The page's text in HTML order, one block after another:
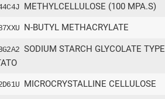
METHYLCELLULOSE (100 MPA.S)
N-BUTYL METHACRYLATE
SODIUM STARCH GLYCOLATE TYPE
MICROCRYSTALLINE CELLULOSE